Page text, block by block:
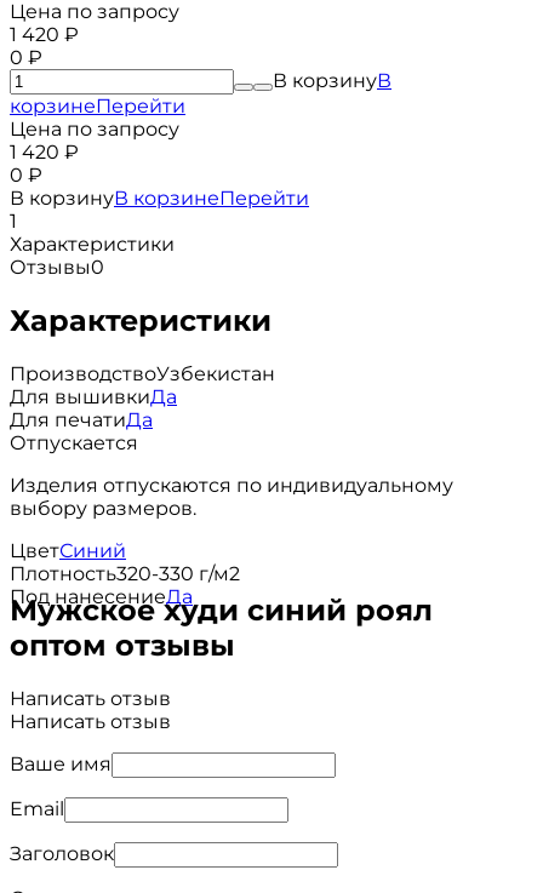
Цена по запросу
1 420 ₽
0 ₽
В корзинуВ
корзинеПерейти
Цена по запросу
1 420 ₽
0 ₽
В корзинуВ корзинеПерейти
1
Характеристики
Отзывы0
Характеристики
ПроизводствоУзбекистан
Для вышивкиДа
Для печатиДа
Отпускается
Изделия отпускаются по индивидуальному
выбору размеров.
ЦветСиний
Плотность320-330 г/м2
Под нанесениеДа
Мужское худи синий роял
оптом отзывы
Написать отзыв
Написать отзыв
Ваше имя
Email
Заголовок